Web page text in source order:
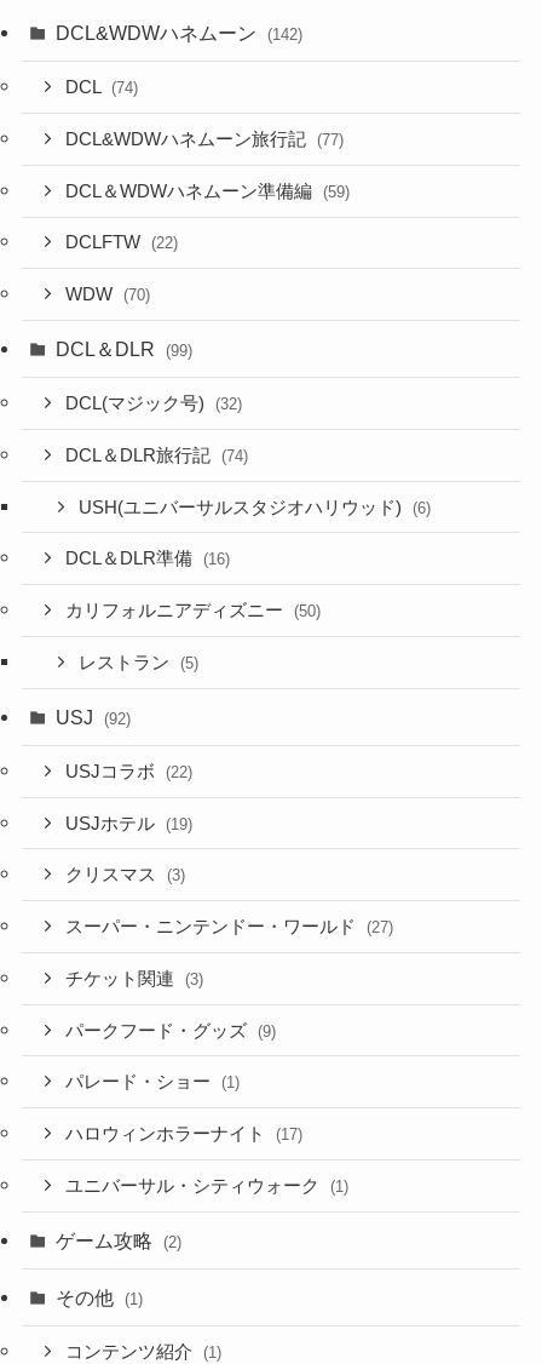
DCL&WDWハネムーン (142)
DCL (74)
DCL&WDWハネムーン旅行記 (77)
DCL＆WDWハネムーン準備編 (59)
DCLFTW (22)
WDW (70)
DCL＆DLR (99)
DCL(マジック号) (32)
DCL＆DLR旅行記 (74)
USH(ユニバーサルスタジオハリウッド) (6)
DCL＆DLR準備 (16)
カリフォルニアディズニー (50)
レストラン (5)
USJ (92)
USJコラボ (22)
USJホテル (19)
クリスマス (3)
スーパー・ニンテンドー・ワールド (27)
チケット関連 (3)
パークフード・グッズ (9)
パレード・ショー (1)
ハロウィンホラーナイト (17)
ユニバーサル・シティウォーク (1)
ゲーム攻略 (2)
その他 (1)
コンテンツ紹介 (1)